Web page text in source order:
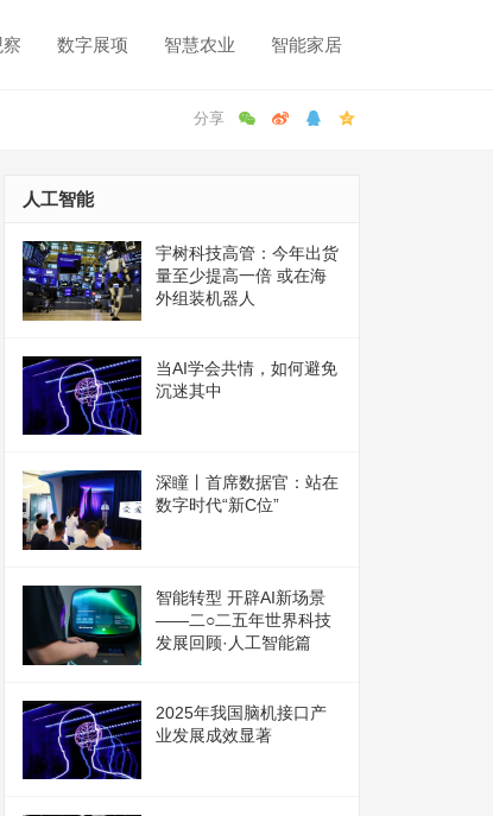
数字展项 智慧农业 智能家居
人工智能
宇树科技高管：今年出货
量至少提高一倍 或在海
外组装机器人
当AI学会共情，如何避免
沉迷其中
深瞳丨首席数据官：站在
数字时代“新C位”
智能转型 开辟AI新场景
——二○二五年世界科技
发展回顾·人工智能篇
2025年我国脑机接口产
业发展成效显著